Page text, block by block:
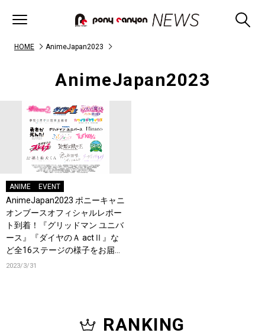
HOME AnimeJapan2023
AnimeJapan2023
ANIME EVENT
AnimeJapan2023 ポニーキャニ
オンブースオフィシャルレポー
ト到着！『グリッドマン ユニバ
ース』『ダイヤのＡ actⅡ』な
ど全16ステージの様子をお届
け！
2023/3/31
RANKING